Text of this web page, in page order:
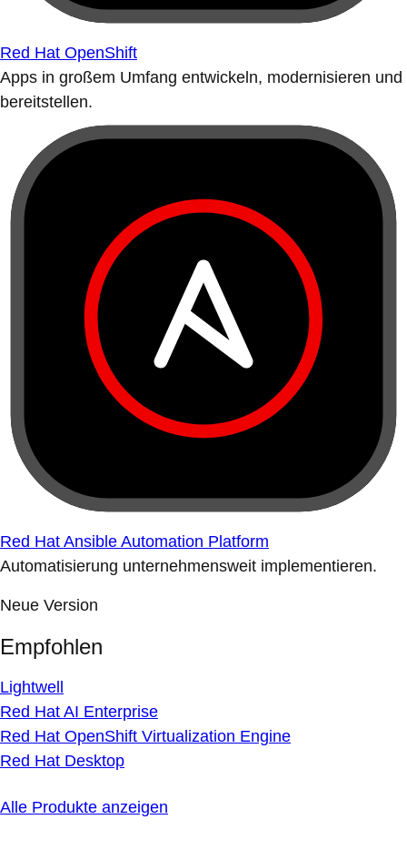
Red Hat OpenShift
Apps in großem Umfang entwickeln, modernisieren und
bereitstellen.
Red Hat Ansible Automation Platform
Automatisierung unternehmensweit implementieren.
Neue Version
Empfohlen
Lightwell
Red Hat AI Enterprise
Red Hat OpenShift Virtualization Engine
Red Hat Desktop
Alle Produkte anzeigen